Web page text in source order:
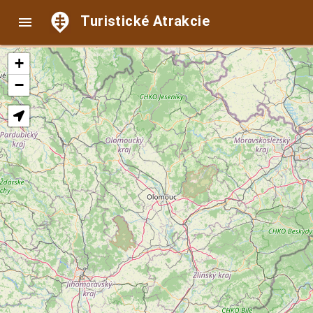
 Turistické Atrakcie
+
−